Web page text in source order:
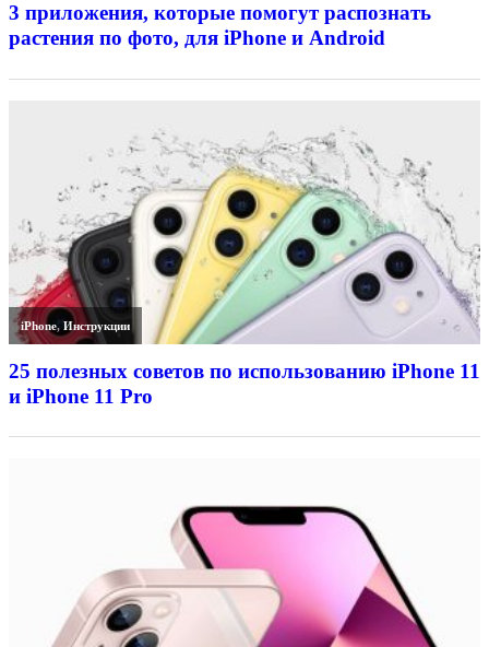
3 приложения, которые помогут распознать
растения по фото, для iPhone и Android
iPhone,Инструкции
25 полезных советов по использованию iPhone 11
и iPhone 11 Pro